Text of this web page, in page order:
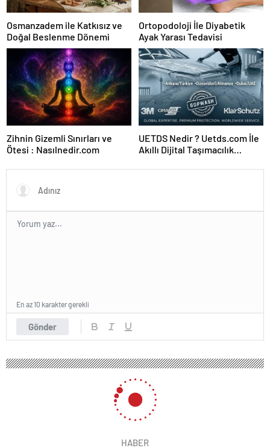
Osmanzadem ile Katkısız ve
Doğal Beslenme Dönemi
Ortopodoloji İle Diyabetik
Ayak Yarası Tedavisi
Zihnin Gizemli Sınırları ve
Ötesi : Nasılnedir.com
UETDS Nedir ? Uetds.com İle
Akıllı Dijital Taşımacılık
Gönder
En az 10 karakter gerekli
HABER